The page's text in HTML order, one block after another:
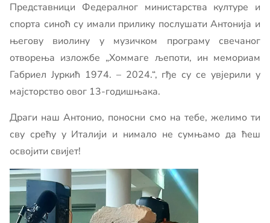
Представници Федералног министарства културе и
спорта синоћ су имали прилику послушати Антонија и
његову виолину у музичком програму свечаног
отворења изложбе „Хоммаге љепоти, ин мемориам
Габриел Јуркић 1974. – 2024.“, гђе су се увјерили у
мајсторство овог 13-годишњака.
Драги наш Антонио, поносни смо на тебе, желимо ти
сву срећу у Италији и нимало не сумњамо да ћеш
освојити свијет!